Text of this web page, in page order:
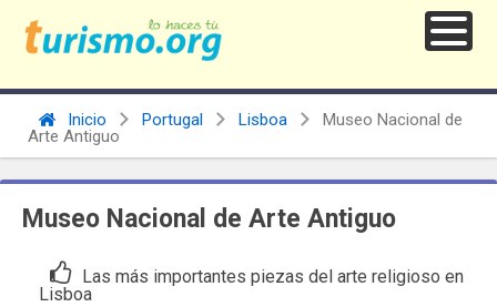
Inicio Portugal Lisboa
Museo Nacional de
Arte Antiguo
Museo Nacional de Arte Antiguo
Las más importantes piezas del arte religioso en
Lisboa